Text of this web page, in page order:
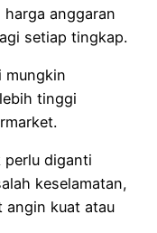
anggaran
setiap tingkap.
mungkin
tinggi
perlu diganti
keselamatan,
angin kuat atau